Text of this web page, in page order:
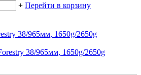
+ Перейти в корзину
38/965мм, 1650g/2650g